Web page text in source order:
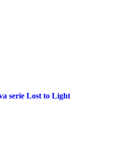
serie Lost to Light